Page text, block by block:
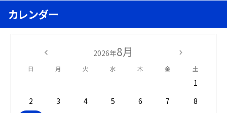
カレンダー
2026年8月
日 月 火 水 木 金 土
1
2
3 4 5 6 7
8